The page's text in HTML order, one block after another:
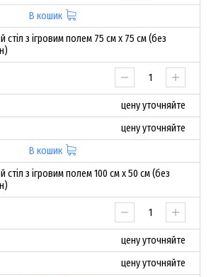
В кошик
стіл з ігровим полем 75 см х 75 см (без
цену уточняйте
цену уточняйте
В кошик
стіл з ігровим полем 100 см х 50 см (без
цену уточняйте
цену уточняйте